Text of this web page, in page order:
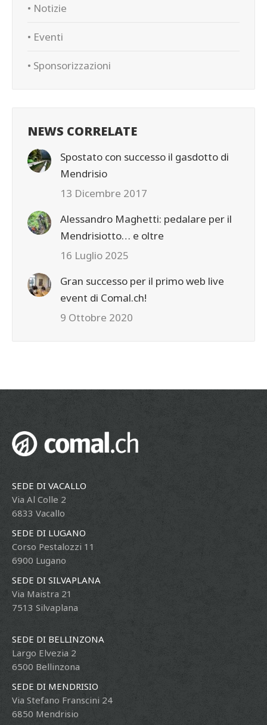
• Notizie
• Eventi
• Sponsorizzazioni
NEWS CORRELATE
Spostato con successo il gasdotto di
Mendrisio
13 Dicembre 2017
Alessandro Maghetti: pedalare per il
Mendrisiotto… e oltre
16 Luglio 2025
Gran successo per il primo web live
event di Comal.ch!
9 Ottobre 2020
SEDE DI VACALLO
Via Al Colle 2
6833 Vacallo
SEDE DI LUGANO
Corso Pestalozzi 11
6900 Lugano
SEDE DI SILVAPLANA
Via Maistra 21
7513 Silvaplana
SEDE DI BELLINZONA
Largo Elvezia 2
6500 Bellinzona
SEDE DI MENDRISIO
Via Stefano Franscini 24
6850 Mendrisio